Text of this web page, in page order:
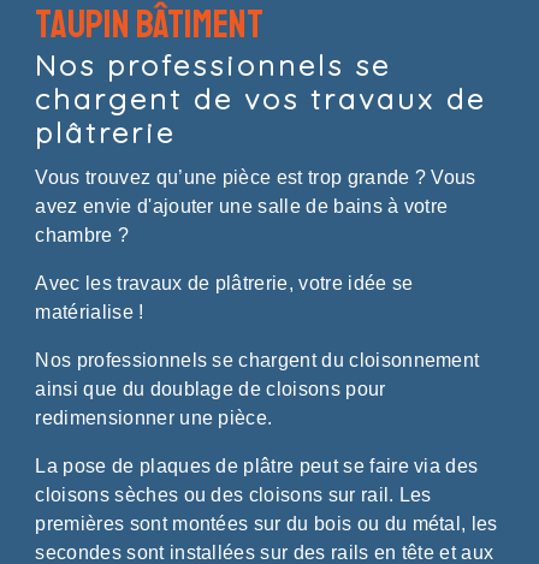
Taupin Bâtiment
Nos professionnels se
chargent de vos travaux de
plâtrerie
Vous trouvez qu’une pièce est trop grande ? Vous
avez envie d'ajouter une salle de bains à votre
chambre ?
Avec les travaux de plâtrerie, votre idée se
matérialise !
Nos professionnels se chargent du cloisonnement
ainsi que du doublage de cloisons pour
redimensionner une pièce.
La pose de plaques de plâtre peut se faire via des
cloisons sèches ou des cloisons sur rail. Les
premières sont montées sur du bois ou du métal, les
secondes sont installées sur des rails en tête et aux